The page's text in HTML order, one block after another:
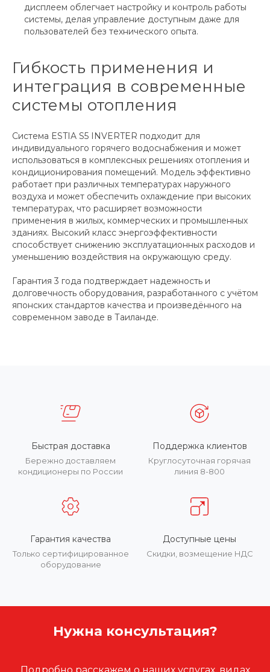
дисплеем облегчает настройку и контроль работы
системы, делая управление доступным даже для
пользователей без технического опыта.
Гибкость применения и
интеграция в современные
системы отопления
Система ESTIA S5 INVERTER подходит для
индивидуального горячего водоснабжения и может
использоваться в комплексных решениях отопления и
кондиционирования помещений. Модель эффективно
работает при различных температурах наружного
воздуха и может обеспечить охлаждение при высоких
температурах, что расширяет возможности
применения в жилых, коммерческих и промышленных
зданиях. Высокий класс энергоэффективности
способствует снижению эксплуатационных расходов и
уменьшению воздействия на окружающую среду.
Гарантия 3 года подтверждает надежность и
долговечность оборудования, разработанного с учётом
японских стандартов качества и произведённого на
современном заводе в Таиланде.
Быстрая доставка
Бережно доставляем
кондиционеры по России
Поддержка клиентов
Круглосуточная горячая
линия 8-800
Гарантия качества
Только сертифицированное
оборудование
Доступные цены
Скидки, возмещение НДС
Нужна консультация?